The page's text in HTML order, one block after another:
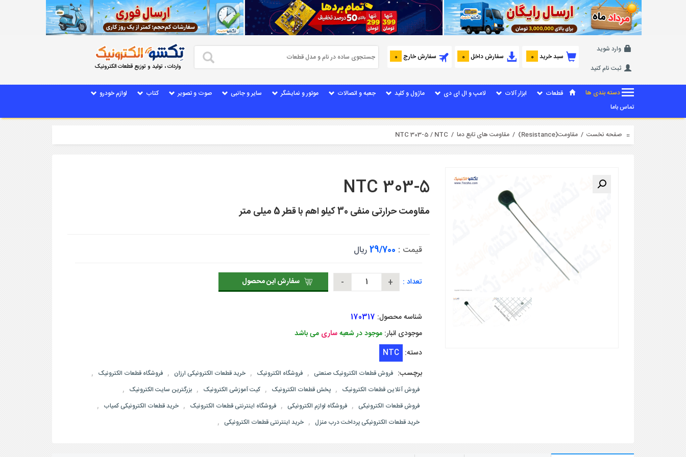
وارد شوید
ثبت نام کنید
سبد خرید 0 سفارش داخل 0 سفارش خارج 0
واردات ، تولید و توزیع قطعات الکترونیک
دسته بندی ها قطعات ابزار آلات لامپ و ال ای دی ماژول و کلید جعبه و اتصالات موتور و نمایشگر سایر و جانبی صوت و تصویر کتاب
لوازم خودرو
تماس باما
صفحه نخست / مقاومت(Resistance) / مقاومت های تابع دما /
NTC
/ NTC 303-5
NTC 303-5
مقاومت حرارتی منفی 30 کیلو اهم با قطر 5 میلی متر
قیمت : 29/700ریال
تعداد : سفارش این محصول
شناسه محصول: 170317
موجودی انبار: موجود در شعبهساری می باشد
دسته: NTC
برچسب: فروش قطعات الکترونیک صنعتی , فروشگاه الکترونیک , خرید قطعات الکترونیکی ارزان , فروشگاه قطعات الکترونیک ,
فروش آنلاین قطعات الکترونیک , پخش قطعات الکترونیک , کیت آموزشی الکترونیک , بزرگترین سایت الکترونیک ,
فروش قطعات الکترونیکی , فروشگاه لوازم الکترونیکی , فروشگاه اینترنتی قطعات الکترونیک , خرید قطعات الکترونیکی کمیاب ,
خرید قطعات الکترونیکی پرداخت درب منزل , خرید اینترنتی قطعات الکترونیکی ,